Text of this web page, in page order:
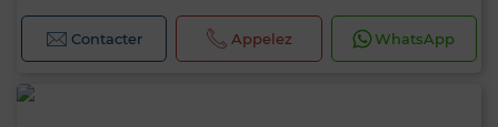
Contacter Appelez WhatsApp